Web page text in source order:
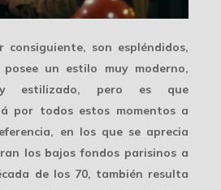
consiguiente, son espléndidos,
un estilo muy moderno,
estilizado, pero es que
por todos estos momentos a
en los que se aprecia
los bajos fondos parisinos a
de los 70, también resulta